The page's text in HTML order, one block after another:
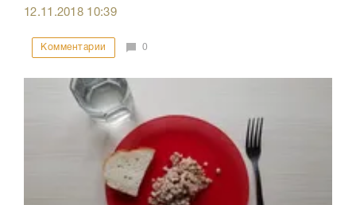
12.11.2018 10:39
Комментарии 0